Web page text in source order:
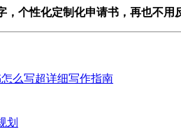
，个性化定制化申请书，再也不用
么写超详细写作指南
划